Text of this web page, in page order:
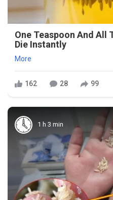
One Teaspoon And All
Die Instantly
More
162 28 99
1 h 3 min